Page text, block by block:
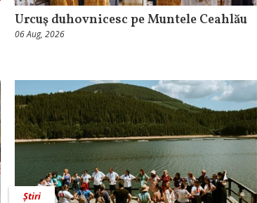
Urcuş duhovnicesc pe Muntele Ceahlău
06 Aug, 2026
Știri